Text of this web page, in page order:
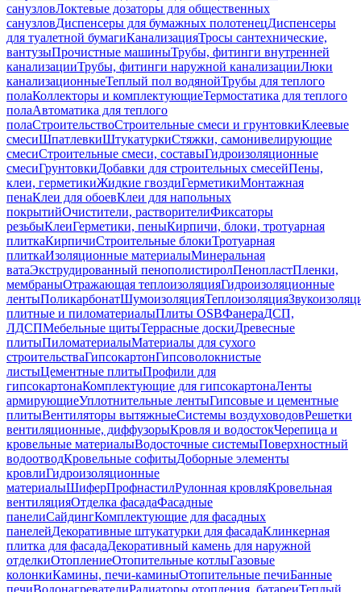
санузловЛоктевые дозаторы для общественных
санузловДиспенсеры для бумажных полотенецДиспенсеры
для туалетной бумагиКанализацияТросы сантехнические,
вантузыПрочистные машиныТрубы, фитинги внутренней
канализацииТрубы, фитинги наружной канализацииЛюки
канализационныеТеплый пол водянойТрубы для теплого
полаКоллекторы и комплектующиеТермостатика для теплого
полаАвтоматика для теплого
полаСтроительствоСтроительные смеси и грунтовкиКлеевые
смесиШпатлевкиШтукатуркиСтяжки, самонивелирующие
смесиСтроительные смеси, составыГидроизоляционные
смесиГрунтовкиДобавки для строительных смесейПены,
клеи, герметикиЖидкие гвоздиГерметикиМонтажная
пенаКлеи для обоевКлеи для напольных
покрытийОчистители, растворителиФиксаторы
резьбыКлеиГерметики, пеныКирпичи, блоки, тротуарная
плиткаКирпичиСтроительные блокиТротуарная
плиткаИзоляционные материалыМинеральная
ватаЭкструдированный пенополистиролПенопластПленки,
мембраныОтражающая теплоизоляцияГидроизоляционные
лентыПоликарбонатШумоизоляцияТеплоизоляция
плитные и пиломатериалыПлиты OSBФанераДСП,
ЛДСПМебельные щитыТеррасные доскиДревесные
плитыПиломатериалыМатериалы для сухого
строительстваГипсокартонГипсоволокнистые
листыЦементные плитыПрофили для
гипсокартонаКомплектующие для гипсокартонаЛенты
армирующиеУплотнительные лентыГипсовые и цементные
плитыВентиляторы вытяжныеСистемы воздуховодовРешетки
вентиляционные, диффузорыКровля и водостокЧерепица и
кровельные материалыВодосточные системыПоверхностный
водоотводКровельные софитыДоборные элементы
кровлиГидроизоляционные
материалыШиферПрофнастилРулонная кровляКровельная
вентиляцияОтделка фасадаФасадные
панелиСайдингКомплектующие для фасадных
панелейДекоративные штукатурки для фасадаКлинкерная
плитка для фасадаДекоративный камень для наружной
отделкиОтоплениеОтопительные котлыГазовые
колонкиКамины, печи-каминыОтопительные печиБанные
печиВодонагревателиРадиаторы отопления, батареиТеплый